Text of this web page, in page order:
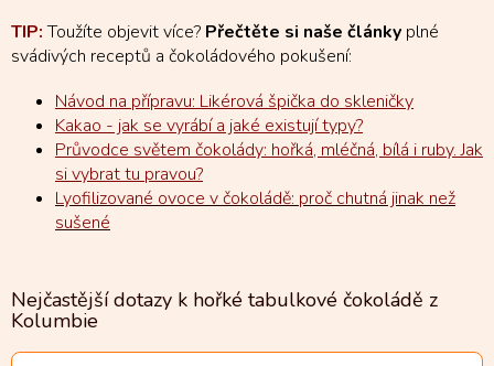
TIP:Toužíte objevit více? Přečtěte si naše články plné
svádivých receptů a čokoládového pokušení:
Návod na přípravu: Likérová špička do skleničky
Kakao - jak se vyrábí a jaké existují typy?
Průvodce světem čokolády: hořká, mléčná, bílá i ruby. Jak
si vybrat tu pravou?
Lyofilizované ovoce v čokoládě: proč chutná jinak než
sušené
Nejčastější dotazy k hořké tabulkové čokoládě z
Kolumbie